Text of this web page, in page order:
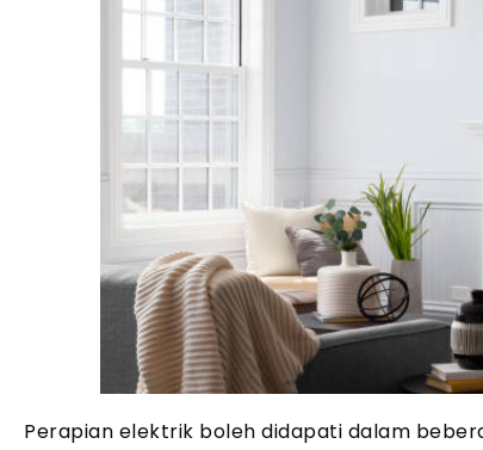
Perapian elektrik boleh didapati dalam